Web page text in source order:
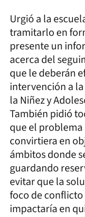
Urgió a la
tramitarlo en
presente un
acerca del
que le deberán
intervención a
la Niñez y
También pidió
que el problema
convirtiera en
ámbitos donde
guardando
evitar que la
foco de
impactaría en